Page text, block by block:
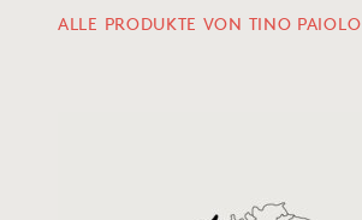
ALLE PRODUKTE VON TINO PAIOLO